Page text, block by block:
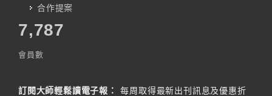
合作提案
7,787
會員數
訂閱大師輕鬆讀電子報：
每周取得最新出刊訊息及優惠折